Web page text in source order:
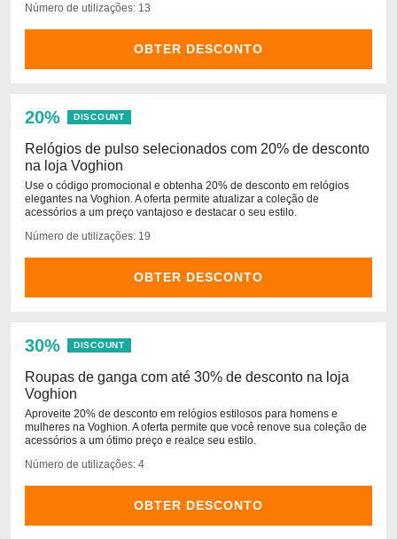
Número de utilizações: 13
OBTER DESCONTO
20% DISCOUNT
Relógios de pulso selecionados com 20% de desconto
na loja Voghion
Use o código promocional e obtenha 20% de desconto em relógios
elegantes na Voghion. A oferta permite atualizar a coleção de
acessórios a um preço vantajoso e destacar o seu estilo.
Número de utilizações: 19
OBTER DESCONTO
30% DISCOUNT
Roupas de ganga com até 30% de desconto na loja
Voghion
Aproveite 20% de desconto em relógios estilosos para homens e
mulheres na Voghion. A oferta permite que você renove sua coleção de
acessórios a um ótimo preço e realce seu estilo.
Número de utilizações: 4
OBTER DESCONTO